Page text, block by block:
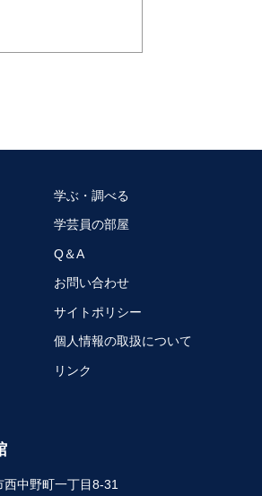
中野町一丁目8-31
学ぶ・調べる
学芸員の部屋
Q＆A
お問い合わせ
サイトポリシー
個人情報の取扱について
リンク